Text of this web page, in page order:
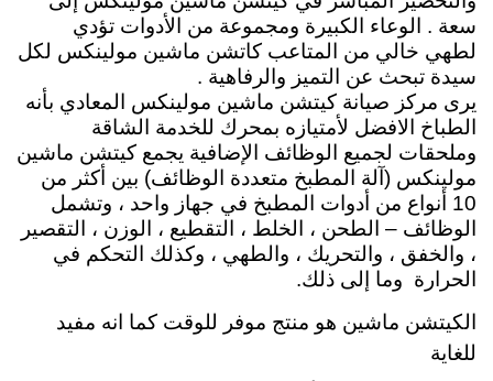
سعة . الوعاء الكبيرة ومجموعة من الأدوات تؤدي
لطهي خالي من المتاعب كاتشن ماشين مولينكس لكل
سيدة تبحث عن التميز والرفاهية .
يرى مركز صيانة كيتشن ماشين مولينكس المعادي بأنه
الطباخ الافضل لأمتيازه بمحرك للخدمة الشاقة
وملحقات لجميع الوظائف الإضافية يجمع كيتشن ماشين
مولينكس (آلة المطبخ متعددة الوظائف) بين أكثر من
10 أنواع من أدوات المطبخ في جهاز واحد ، وتشمل
الوظائف – الطحن ، الخلط ، التقطيع ، الوزن ، التقصير
، والخفق ، والتحريك ، والطهي ، وكذلك التحكم في
الحرارة وما إلى ذلك.
الكيتشن ماشين هو منتج موفر للوقت كما انه مفيد
للغاية